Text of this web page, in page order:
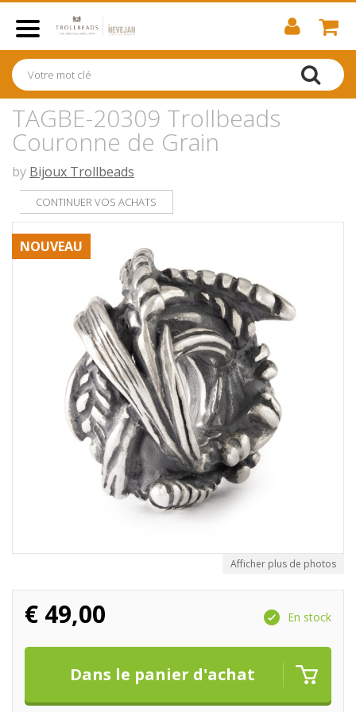
TAGBE-20309 Trollbeads
Couronne de Grain
by Bijoux Trollbeads
CONTINUER VOS ACHATS
Afficher plus de photos
NOUVEAU
€ 49,00 En stock